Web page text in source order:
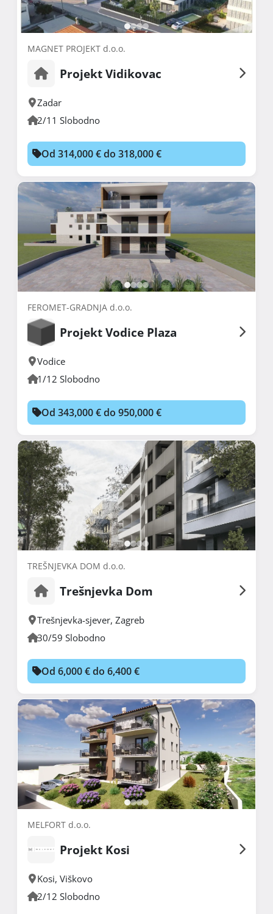
MAGNET PROJEKT d.o.o.
Projekt Vidikovac
Zadar
2/11 Slobodno
Od 314,000 € do 318,000 €
FEROMET-GRADNJA d.o.o.
Projekt Vodice Plaza
Vodice
1/12 Slobodno
Od 343,000 € do 950,000 €
TREŠNJEVKA DOM d.o.o.
Trešnjevka Dom
Trešnjevka-sjever, Zagreb
30/59 Slobodno
Od 6,000 € do 6,400 €
MELFORT d.o.o.
Projekt Kosi
Kosi, Viškovo
2/12 Slobodno